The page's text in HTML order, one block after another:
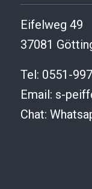
Eifelweg 49
37081
Tel: 0551-
Email: s-
Chat: